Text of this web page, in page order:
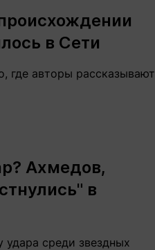
в Сети
где авторы рассказывают
Ахмедов,
в
удара среди звездных